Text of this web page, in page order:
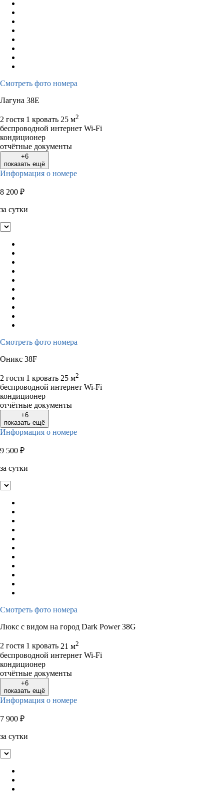
Смотреть фото номера
Лагуна 38E
2 гостя 1 кровать 25 м2
беспроводной интернет Wi-Fi
кондиционер
отчётные документы
+6
показать ещё
Информация о номере
8 200 ₽
за сутки
Смотреть фото номера
Оникс 38F
2 гостя 1 кровать 25 м2
беспроводной интернет Wi-Fi
кондиционер
отчётные документы
+6
показать ещё
Информация о номере
9 500 ₽
за сутки
Смотреть фото номера
Люкс с видом на город Dark Power 38G
2 гостя 1 кровать 21 м2
беспроводной интернет Wi-Fi
кондиционер
отчётные документы
+6
показать ещё
Информация о номере
7 900 ₽
за сутки